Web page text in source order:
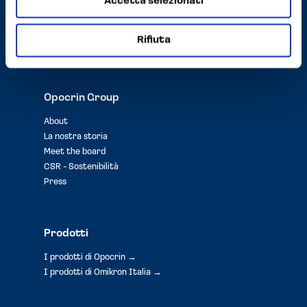
Rifiuta
Privacy e Cookie Policy
Opocrin Group
About
La nostra storia
Meet the board
CSR - Sostenibilità
Press
Prodotti
I prodotti di Opocrin →
I prodotti di Omikron Italia →